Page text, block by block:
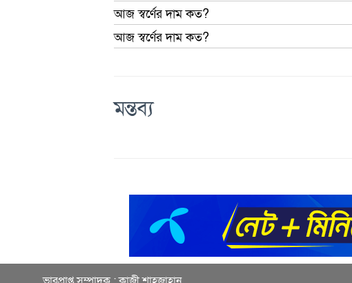
আজ স্বর্ণের দাম কত?
আজ স্বর্ণের দাম কত?
মন্তব্য